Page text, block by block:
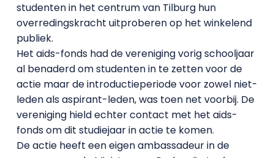
studenten in het centrum van Tilburg hun
overredingskracht uitproberen op het winkelend
publiek.
Het aids-fonds had de vereniging vorig schooljaar
al benaderd om studenten in te zetten voor de
actie maar de introductieperiode voor zowel niet-
leden als aspirant-leden, was toen net voorbij. De
vereniging hield echter contact met het aids-
fonds om dit studiejaar in actie te komen.
De actie heeft een eigen ambassadeur in de